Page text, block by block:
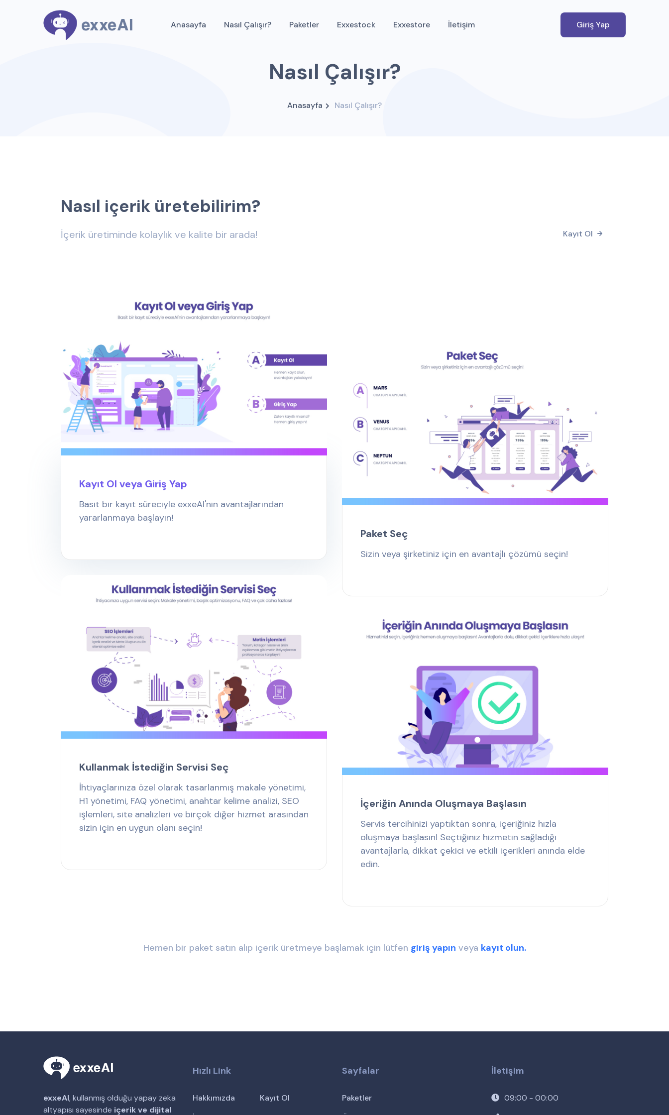
Anasayfa Nasıl Çalışır? Paketler Exxestock Exxestore İletişim Giriş Yap
Nasıl Çalışır?
Anasayfa Nasıl Çalışır?
Nasıl içerik üretebilirim?
İçerik üretiminde kolaylık ve kalite bir arada! Kayıt Ol
Kayıt Ol veya Giriş Yap
Basit bir kayıt süreciyle exxeAI'nin avantajlarından
yararlanmaya başlayın!
Paket Seç
Sizin veya şirketiniz için en avantajlı çözümü seçin!
Kullanmak İstediğin Servisi Seç
İhtiyaçlarınıza özel olarak tasarlanmış makale yönetimi,
H1 yönetimi, FAQ yönetimi, anahtar kelime analizi, SEO
işlemleri, site analizleri ve birçok diğer hizmet arasından
sizin için en uygun olanı seçin!
İçeriğin Anında Oluşmaya Başlasın
Servis tercihinizi yaptıktan sonra, içeriğiniz hızla
oluşmaya başlasın! Seçtiğiniz hizmetin sağladığı
avantajlarla, dikkat çekici ve etkili içerikleri anında elde
edin.
Hemen bir paket satın alıp içerik üretmeye başlamak için lütfen giriş yapın veya kayıt olun.
exxeAI, kullanmış olduğu yapay zeka
altyapısı sayesinde içerik ve dijital
Hızlı Link
Hakkımızda
Kayıt Ol
Sayfalar
Paketler
İletişim
09:00 - 00:00